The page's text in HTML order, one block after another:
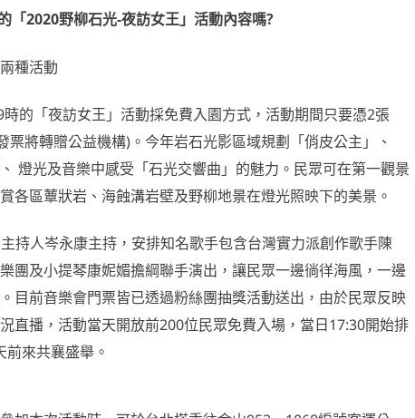
「2020野柳石光-夜訪女王」活動內容嗎?
種活動
的「夜訪女王」活動採免費入園方式，活動期間只要憑2張
將轉贈公益機構)。今年岩石光影區域規劃「俏皮公主」、
燈光及音樂中感受「石光交響曲」的魅力。民眾可在第一觀景
各區蕈狀岩、海蝕溝岩壁及野柳地景在燈光照映下的美景。
持人岑永康主持，安排知名歌手包含台灣實力派創作歌手陳
團及小提琴康妮媚擔綱聯手演出，讓民眾一邊徜徉海風，一邊
目前音樂會門票皆已透過粉絲團抽獎活動送出，由於民眾反映
直播，活動當天開放前200位民眾免費入場，當日17:30開始排
來共襄盛舉。